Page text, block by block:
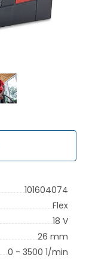
101604074
Flex
18 V
26 mm
0 - 3500 1/min